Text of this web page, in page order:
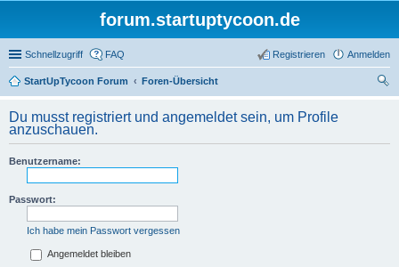
forum.startuptycoon.de
Schnellzugriff FAQ Anmelden
Registrieren
StartUpTycoon Forum
Foren-Übersicht
Du musst registriert und angemeldet sein, um Profile
anzuschauen.
Benutzername:
Passwort:
Ich habe mein Passwort vergessen
Angemeldet bleiben